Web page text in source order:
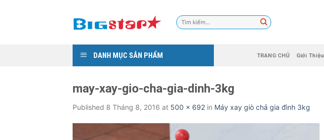
Tìm
kiếm:
DANH MỤC SẢN PHẨM TRANG CHỦ Giới Thiệu
may-xay-gio-cha-gia-dinh-3kg
Published 8 Tháng 8, 2016 at 500 × 692 in Máy xay giò chả gia đình 3kg